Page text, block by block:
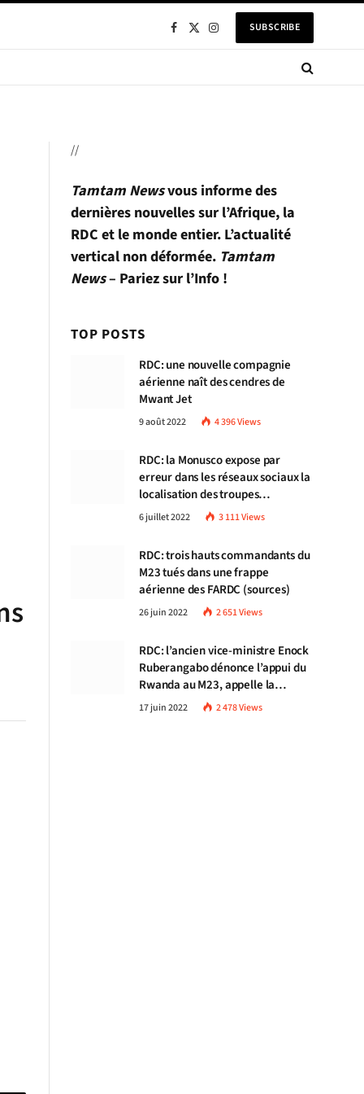
Facebook
X
InstagramSUBSCRIBE
//
Tamtam Newsvous informe des
dernières nouvelles sur l’Afrique, la
RDC et le monde entier. L’actualité
vertical non déformée. Tamtam
News– Pariez sur l’Info !
TOP POSTS
RDC: une nouvelle compagnie
aérienne naît des cendres de
Mwant Jet
9 août 2022 4 396Views
RDC: la Monusco expose par
erreur dans les réseaux sociaux la
localisation des troupes
congolaises
6 juillet 2022 3 111Views
RDC: trois hauts commandants du
M23 tués dans une frappe
aérienne des FARDC (sources)
26 juin 2022 2 651Views
RDC: l’ancien vice-ministre Enock
Ruberangabo dénonce l’appui du
Rwanda au M23, appelle la
communauté internationale à
stopper Kigali
17 juin 2022 2 478Views